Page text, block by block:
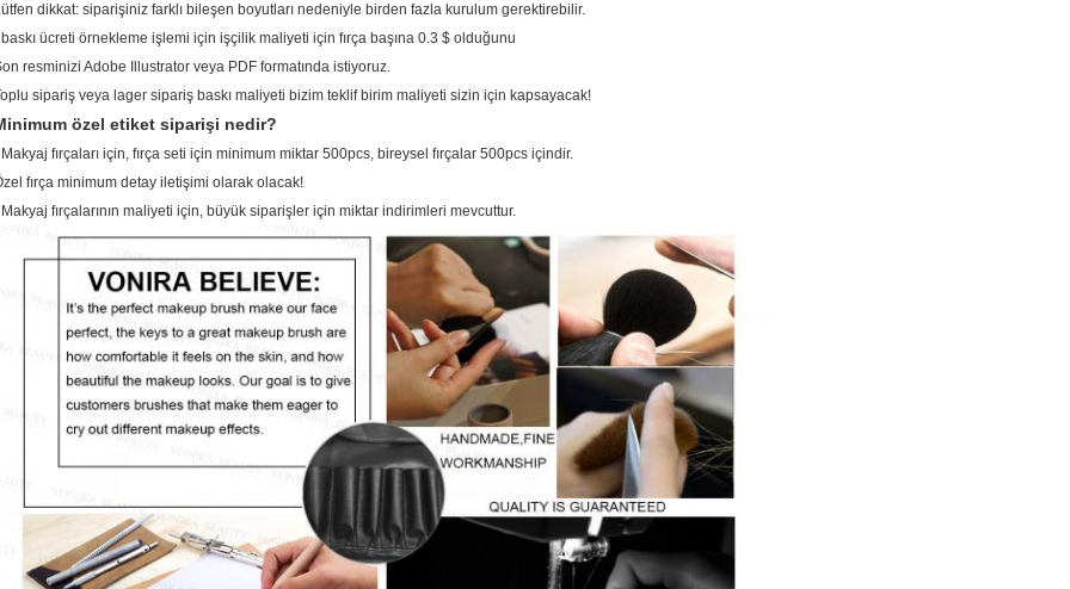
dikkat: siparişiniz farklı bileşen boyutları nedeniyle birden fazla kurulum gerektirebilir.
baskı ücreti örnekleme işlemi için işçilik maliyeti için fırça başına 0.3 $ olduğunu
resminizi Adobe Illustrator veya PDF formatında istiyoruz.
sipariş veya lager sipariş baskı maliyeti bizim teklif birim maliyeti sizin için kapsayacak!
özel etiket siparişi nedir?
Makyaj fırçaları için, fırça seti için minimum miktar 500pcs, bireysel fırçalar 500pcs içindir.
fırça minimum detay iletişimi olarak olacak!
Makyaj fırçalarının maliyeti için, büyük siparişler için miktar indirimleri mevcuttur.